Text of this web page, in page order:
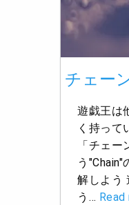
チェー
遊戯王は
く持って
「チェ
う
解しよう
う… Read